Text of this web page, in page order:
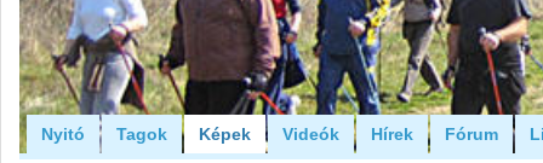
Nyitó Tagok Képek Videók Hírek Fórum